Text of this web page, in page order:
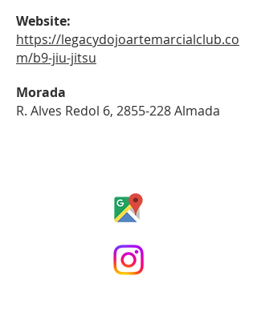
Website:
https://legacydojoartemarcialclub.co
m/b9-jiu-jitsu
Morada
R. Alves Redol 6, 2855-228Almada